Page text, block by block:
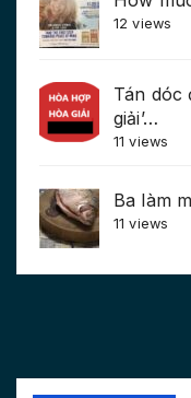
12 views
Tán dóc
giải’…
11 views
Ba làm
11 views